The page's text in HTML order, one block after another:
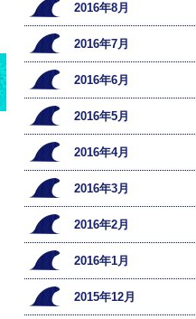
2016年8月
2016年7月
2016年6月
2016年5月
2016年4月
2016年3月
2016年2月
2016年1月
2015年12月